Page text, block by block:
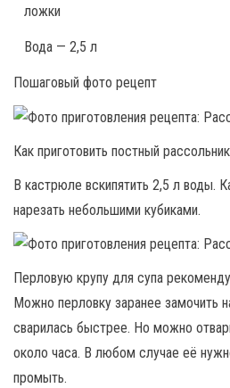
ложки
Вода — 2,5 л
Пошаговый фото рецепт
Как приготовить постный
В кастрюле вскипятить 2,5 л воды.
нарезать небольшими кубиками.
Перловую крупу для супа
Можно перловку заранее замочить
сварилась быстрее. Но можно
около часа. В любом случае её
промыть.